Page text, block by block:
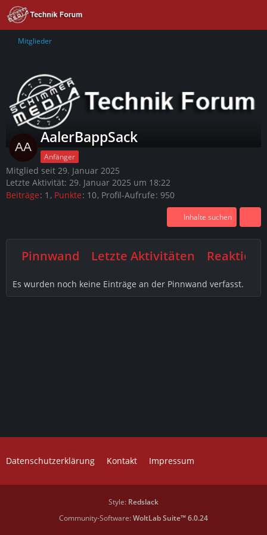
Mitglieder
AalerBappSack
Anfänger
Mitglied seit 29. Januar 2025
Letzte Aktivität: 29. Januar 2025 um 18:22
Beiträge 1 Punkte 10 Profil-Aufrufe 950
Inhalte suchen
Pinnwand Letzte Aktivitäten
Es wurden noch keine Einträge an der Pinnwand verfasst.
Datenschutzerklärung Kontakt Impressum
Style: Redslack
Community-Software:WoltLab Suite™ 6.0.24